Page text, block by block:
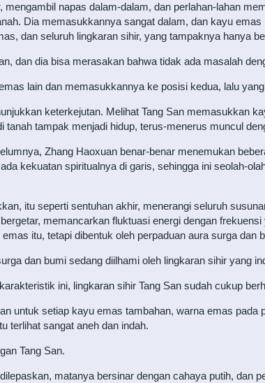
mengambil napas dalam-dalam, dan perlahan-lahan
Dia memasukkannya sangat dalam, dan kayu
dan seluruh lingkaran sihir, yang tampaknya hanya
dan dia bisa merasakan bahwa tidak ada masalah
lain dan memasukkannya ke posisi kedua, lalu
keterkejutan. Melihat Tang San memasukkan
tanah tampak menjadi hidup, terus-menerus muncul
Zhang Haoxuan benar-benar menemukan
kekuatan spiritualnya di garis, sehingga ini seolah-
itu seperti sentuhan akhir, menerangi seluruh
memancarkan fluktuasi energi dengan
itu, tetapi dibentuk oleh perpaduan aura surga dan
dan bumi sedang diilhami oleh lingkaran sihir yang
ini, lingkaran sihir Tang San sudah cukup
untuk setiap kayu emas tambahan, warna emas
terlihat sangat aneh dan indah.
Tang San.
matanya bersinar dengan cahaya putih, dan